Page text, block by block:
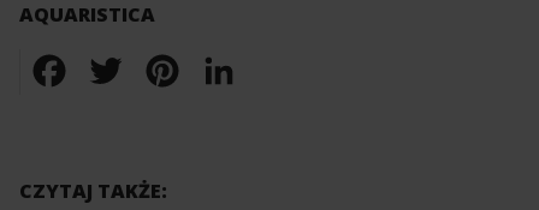
AQUARISTICA
FacebookTwitter Pinterest
CZYTAJ TAKŻE: